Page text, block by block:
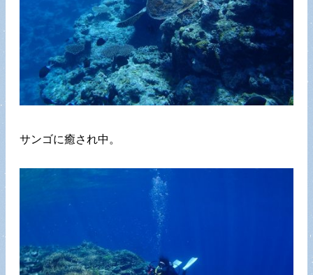
サンゴに癒され中。